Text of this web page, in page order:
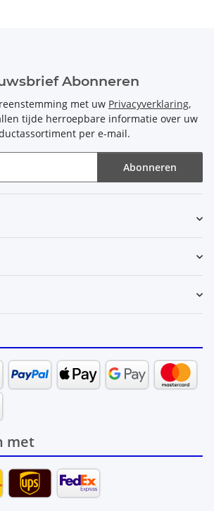
Abonneren
met uw Privacyverklaring,
tijde herroepbare informatie over uw
per e-mail.
Abonneren
met